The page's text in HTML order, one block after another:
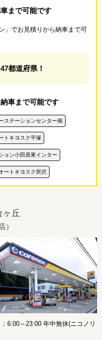
まで可能です
」でお見積りから納車まで可
都道府県！
車まで可能です
ステーションセンター南
トキヨスク平塚
ョン小田原東インター
ートキヨスク所沢
ヶ丘
）
6:00～23:00 年中無休(ニコノリ